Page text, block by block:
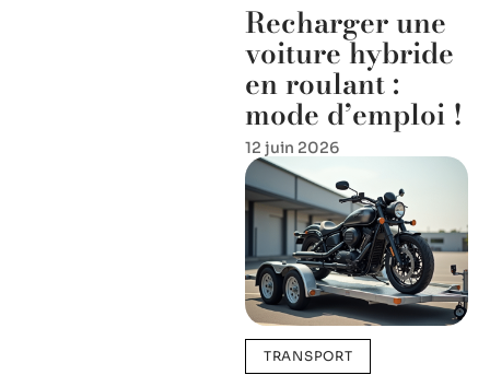
Recharger une
voiture hybride
en roulant :
mode d’emploi !
12 juin 2026
TRANSPORT